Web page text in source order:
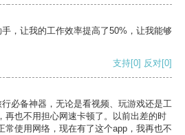
，让我的工作效率提高了50%，让我能够
支持[0] 反对[0]
必备神器，无论是看视频、玩游戏还是工
再也不用担心网速卡顿了。以前出差的时
常使用网络，现在有了这个app，我再也不